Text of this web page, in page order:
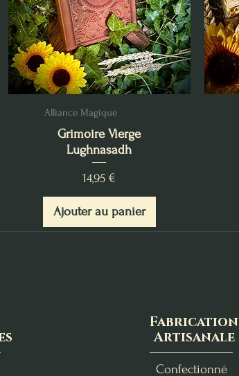
Alliance Magique
Grimoire Vierge
Lughnasadh
Prix
14,95 €
Ajouter au panier
Fabrication
Artisanale
Confectionné